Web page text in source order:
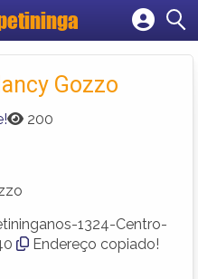
empresa
conta Gozzo
200
1324-Centro-
Endereço copiado!